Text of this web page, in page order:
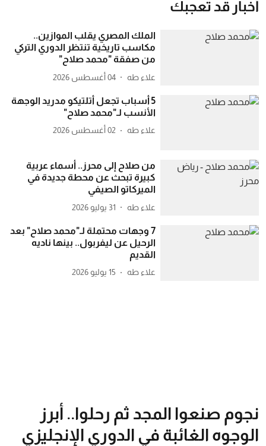
أخبار قد تعجبك
الملك المصري يقلب الموازين..
مكاسب تاريخية تنتظر الدوري التركي
من صفقة "محمد صلاح"
علاء طه 04 أغسطس 2026
5 أسباب تجعل أتلتيكو مدريد الوجهة
الأنسب لـ"محمد صلاح"
علاء طه 02 أغسطس 2026
من صلاح إلى محرز.. أسماء عربية
كبيرة تبحث عن محطة جديدة في
الميركاتو الصيفي
علاء طه 31 يوليو 2026
7 وجهات محتملة لـ"محمد صلاح" بعد
الرحيل عن ليفربول.. بينها ناديه
القديم
علاء طه 15 يوليو 2026
نجوم صنعوا المجد ثم رحلوا.. أبرز
الوجوه الغائبة في الدوري الإنجليزي